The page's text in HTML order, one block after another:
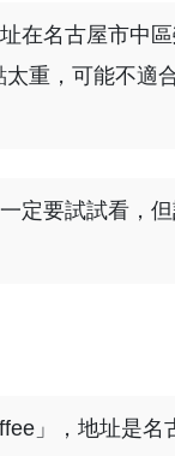
在名古屋市中
重，可能不適
定要試試看，
」，地址是名